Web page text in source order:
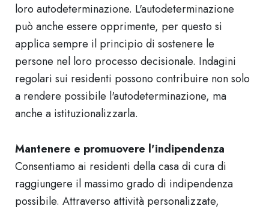
loro autodeterminazione. L'autodeterminazione
può anche essere opprimente, per questo si
applica sempre il principio di sostenere le
persone nel loro processo decisionale. Indagini
regolari sui residenti possono contribuire non solo
a rendere possibile l'autodeterminazione, ma
anche a istituzionalizzarla.
Mantenere e promuovere l'indipendenza
Consentiamo ai residenti della casa di cura di
raggiungere il massimo grado di indipendenza
possibile. Attraverso attività personalizzate,